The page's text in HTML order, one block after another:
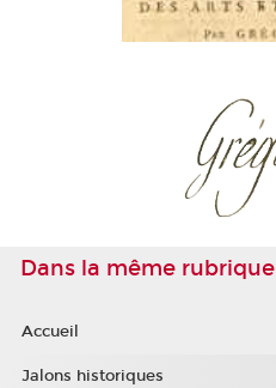
Dans la même rubrique
Accueil
Jalons historiques